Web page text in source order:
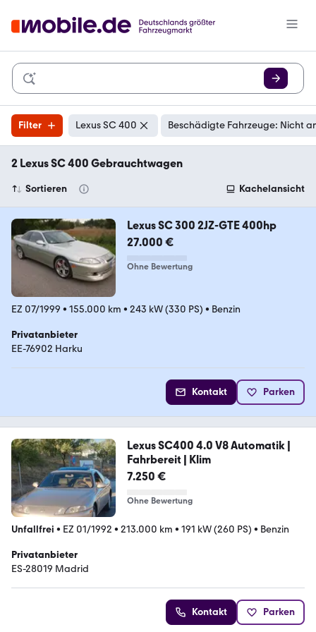
Filter Lexus SC 400 Beschädigte Fahrzeuge: Nicht
2 Lexus SC 400 Gebrauchtwagen
Sortieren Kachelansicht
Lexus SC 300 2JZ-GTE 400hp
27.000 €
Ohne Bewertung
EZ 07/1999 • 155.000 km • 243 kW (330 PS) • Benzin
Privatanbieter
EE-76902 Harku
Kontakt Parken
Lexus SC400 4.0 V8 Automatik |
Fahrbereit | Klim
7.250 €
Ohne Bewertung
Unfallfrei • EZ 01/1992 • 213.000 km • 191 kW (260 PS) • Benzin
Privatanbieter
ES-28019 Madrid
Kontakt Parken